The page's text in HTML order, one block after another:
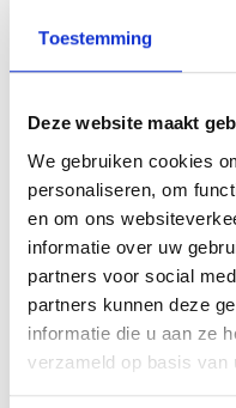
Toestemming
Deze website maakt
We gebruiken cookies
personaliseren, om
en om ons
informatie over uw
partners voor social
partners kunnen deze
informatie die u aan ze
verzameld op basis van